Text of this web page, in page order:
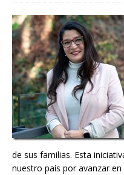
de sus familias. Esta
nuestro país por avanzar